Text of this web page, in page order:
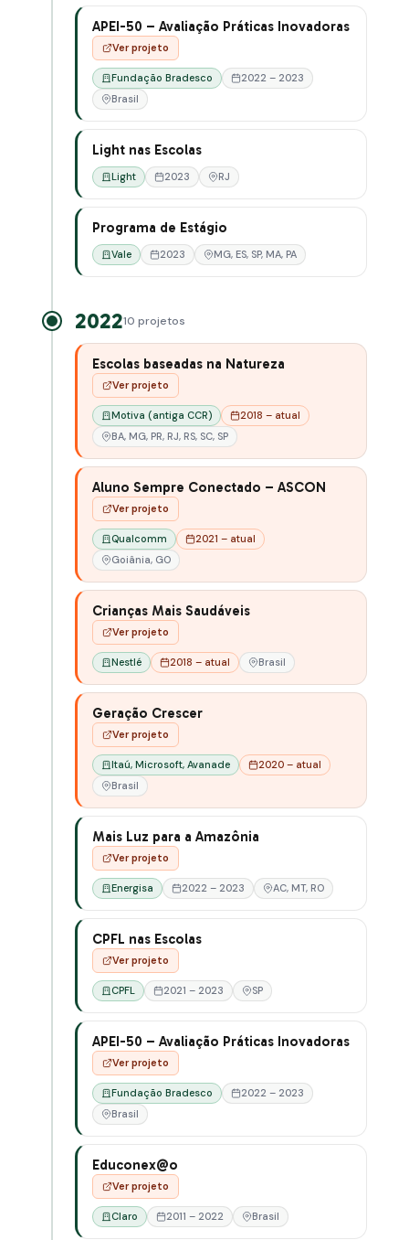
APEI-50 – Avaliação Práticas Inovadoras
Ver projeto
Fundação Bradesco
2022 – 2023
Brasil
Light nas Escolas
Light 2023 RJ
Programa de Estágio
Vale 2023 MG, ES, SP, MA, PA
202210 projetos
Escolas baseadas na Natureza
Ver projeto
Motiva (antiga CCR)
2018 – atual
BA, MG, PR, RJ, RS, SC, SP
Aluno Sempre Conectado – ASCON
Ver projeto
Qualcomm
2021 – atual
Goiânia, GO
Crianças Mais Saudáveis
Ver projeto
Nestlé 2018 – atual Brasil
Geração Crescer
Ver projeto
Itaú, Microsoft, Avanade
2020 – atual
Brasil
Mais Luz para a Amazônia
Ver projeto
Energisa 2022 – 2023 AC, MT, RO
CPFL nas Escolas
Ver projeto
CPFL 2021 – 2023 SP
APEI-50 – Avaliação Práticas Inovadoras
Ver projeto
Fundação Bradesco
2022 – 2023
Brasil
Educonex@o
Ver projeto
Claro 2011 – 2022 Brasil